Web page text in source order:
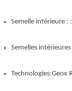
Semelle intérieure :
Semelles
Technologies:Geox